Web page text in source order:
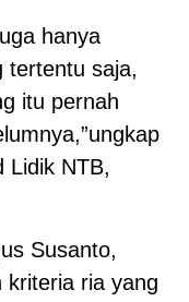
hanya
tertentu saja,
itu pernah
Lidik NTB,
Susanto,
kriteria ria yang